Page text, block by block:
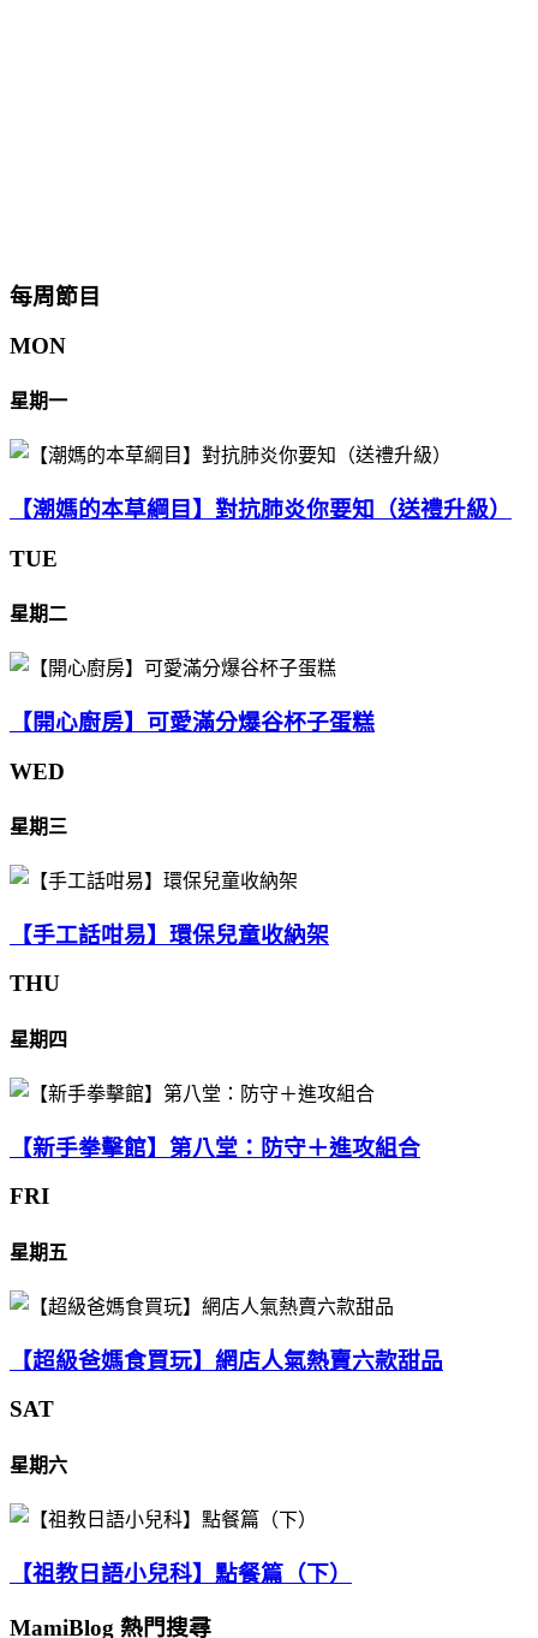
每周節目
MON
星期一
【潮媽的本草綱目】對抗肺炎你要知（送禮升級）
TUE
星期二
【開心廚房】可愛滿分爆谷杯子蛋糕
WED
星期三
【手工話咁易】環保兒童收納架
THU
星期四
【新手拳擊館】第八堂：防守＋進攻組合
FRI
星期五
【超級爸媽食買玩】網店人氣熱賣六款甜品
SAT
星期六
【祖教日語小兒科】點餐篇（下）
MamiBlog 熱門搜尋